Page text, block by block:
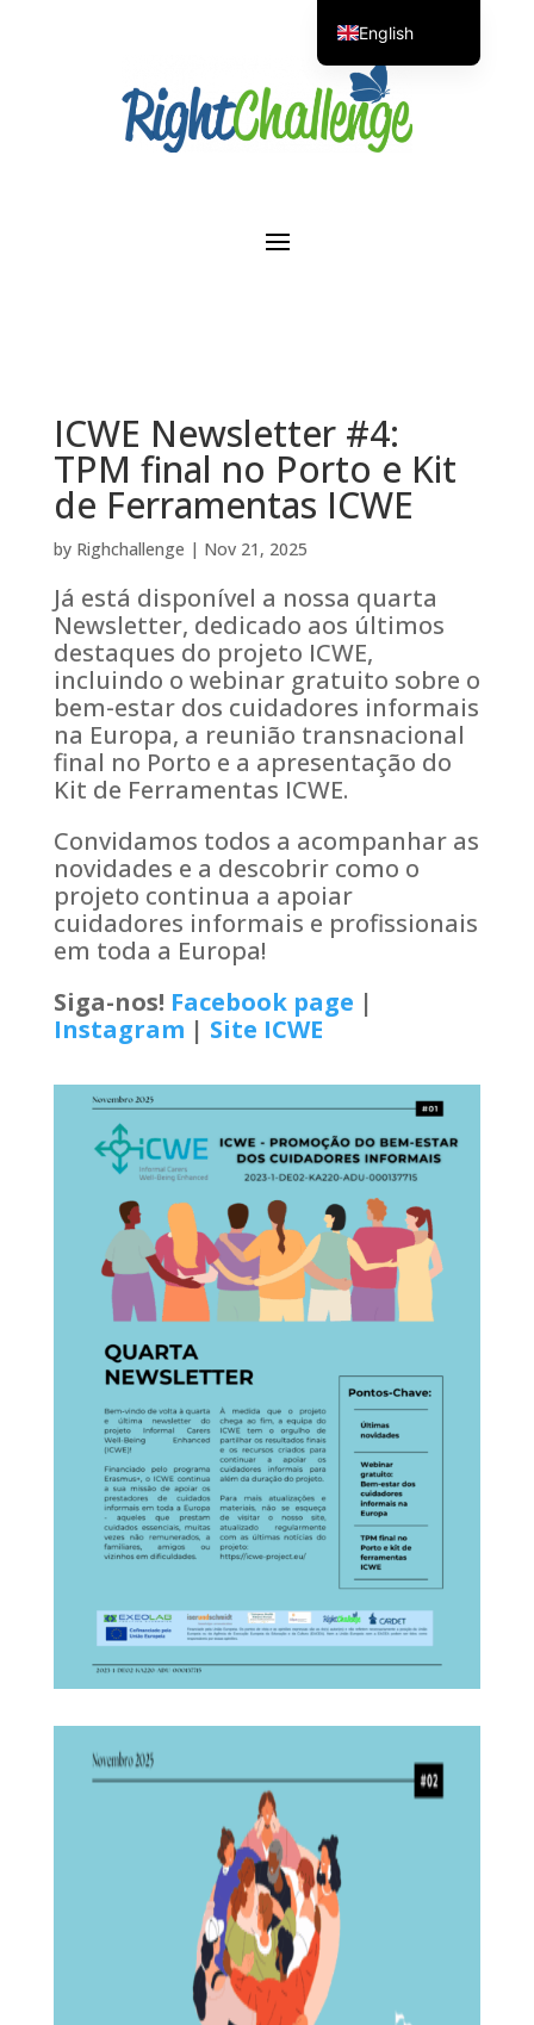
ICWE Newsletter #4:
TPM final no Porto e Kit
de Ferramentas ICWE
by Righchallenge | Nov 21, 2025
Já está disponível a nossa quarta
Newsletter, dedicado aos últimos
destaques do projeto ICWE,
incluindo o webinar gratuito sobre o
bem-estar dos cuidadores informais
na Europa, a reunião transnacional
final no Porto e a apresentação do
Kit de Ferramentas ICWE.
Convidamos todos a acompanhar as
novidades e a descobrir como o
projeto continua a apoiar
cuidadores informais e profissionais
em toda a Europa!
Siga-nos! Facebook page |
Instagram | Site ICWE
English
Portuguese